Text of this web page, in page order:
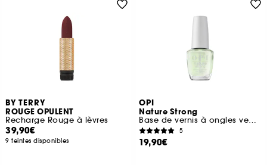
BY TERRY
ROUGE OPULENT
Recharge Rouge à lèvres
39,90€
9 teintes disponibles
OPI
Nature Strong
Base de vernis à ongles vegan
5
19,90€